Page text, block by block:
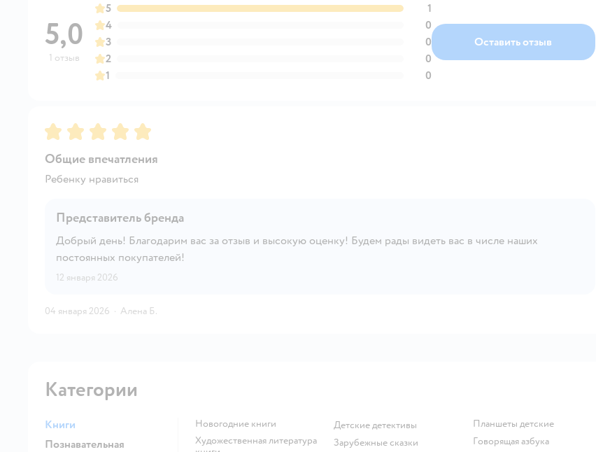
5,0
1 отзыв
5
1
4
0
3
0
2
0
1
0
Оставить отзыв
Рейтинг:5
Общие впечатления
Ребенку нравиться
Представитель бренда
Добрый день! Благодарим вас за отзыв и высокую оценку! Будем рады видеть вас в числе наших
постоянных покупателей!
12 января 2026
04 января 2026 · Алена Б.
Категории
Книги
Познавательная
новогодние книги
художественная литература
детские детективы
зарубежные сказки
Планшеты детские
говорящая азбука